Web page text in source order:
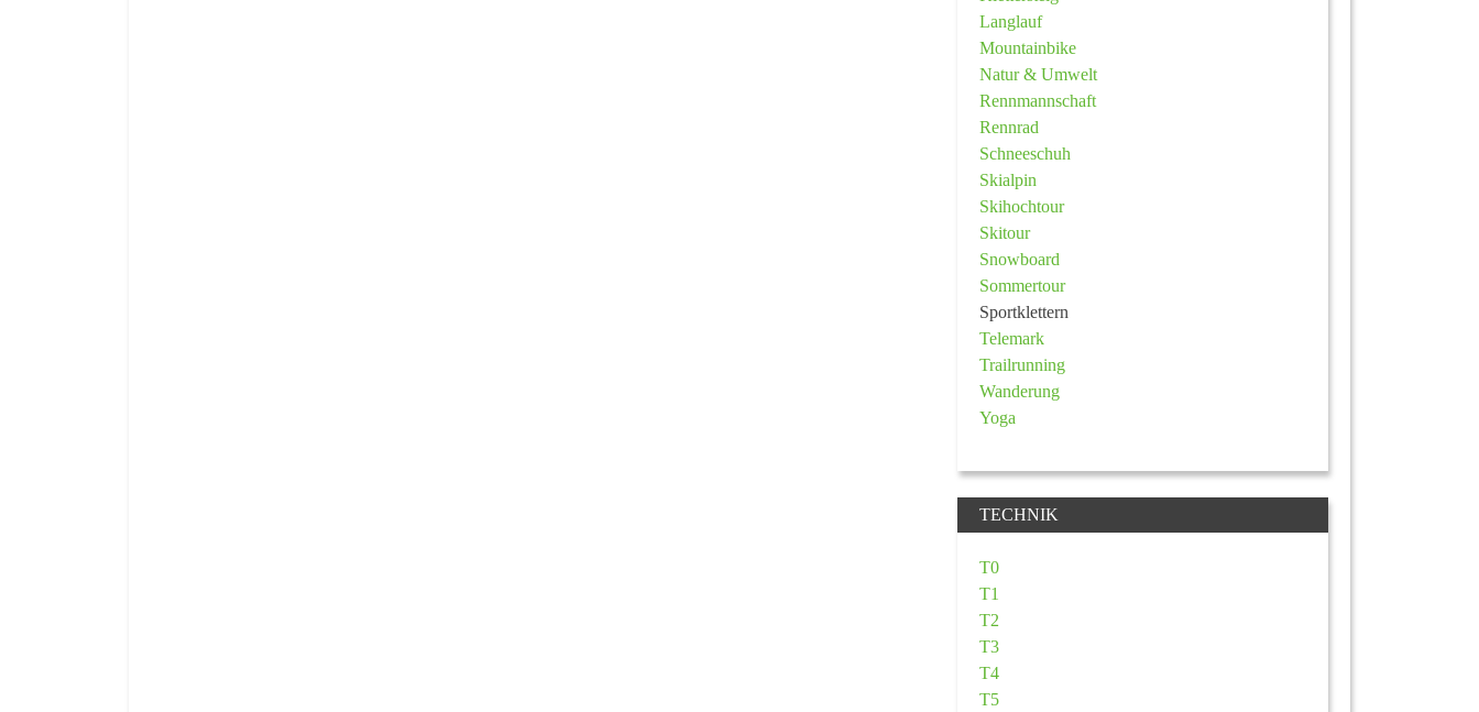
Langlauf
Mountainbike
Natur & Umwelt
Rennmannschaft
Rennrad
Schneeschuh
Skialpin
Skihochtour
Skitour
Snowboard
Sommertour
Sportklettern
Telemark
Trailrunning
Wanderung
Yoga
TECHNIK
T0
T1
T2
T3
T4
T5